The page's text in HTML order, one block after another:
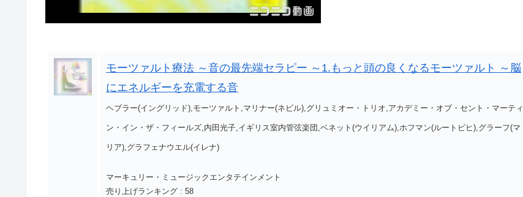
モーツァルト療法 ～音の最先端セラピー ～1.もっと頭の良くなるモーツァルト ～脳
にエネルギーを充電する音
ヘブラー(イングリッド),モーツァルト,マリナー(ネビル),グリュミオー・トリオ,アカデミー・オブ・セント・マーティ
ン・イン・ザ・フィールズ,内田光子,イギリス室内管弦楽団,ベネット(ウイリアム),ホフマン(ルートビヒ),グラーフ(マ
リア),グラフェナウエル(イレナ)
マーキュリー・ミュージックエンタテインメント
売り上げランキング : 58